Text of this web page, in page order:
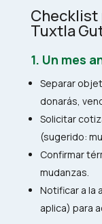
Checklist
Tuxtla
1. Un mes
Separar
donarás,
Solicitar
(sugerido:
Confirmar
mudanzas.
Notificar a la
aplica) para